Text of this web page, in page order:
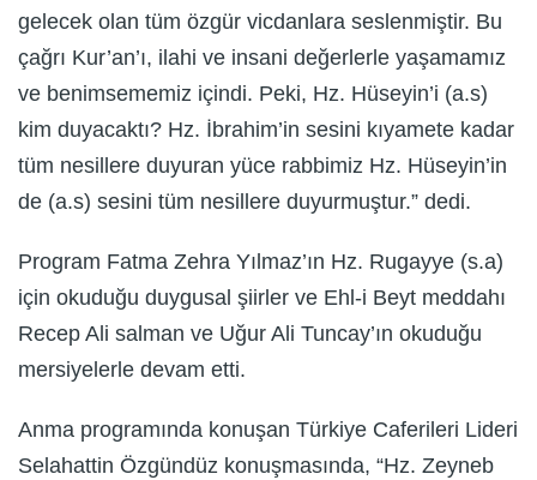
gelecek olan tüm özgür vicdanlara seslenmiştir. Bu
çağrı Kur’an’ı, ilahi ve insani değerlerle yaşamamız
ve benimsememiz içindi. Peki, Hz. Hüseyin’i (a.s)
kim duyacaktı? Hz. İbrahim’in sesini kıyamete kadar
tüm nesillere duyuran yüce rabbimiz Hz. Hüseyin’in
de (a.s) sesini tüm nesillere duyurmuştur.” dedi.
Program Fatma Zehra Yılmaz’ın Hz. Rugayye (s.a)
için okuduğu duygusal şiirler ve Ehl-i Beyt meddahı
Recep Ali salman ve Uğur Ali Tuncay’ın okuduğu
mersiyelerle devam etti.
Anma programında konuşan Türkiye Caferileri Lideri
Selahattin Özgündüz konuşmasında, “Hz. Zeyneb